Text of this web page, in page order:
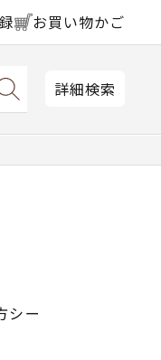
お買い物かご
詳細検索
シー